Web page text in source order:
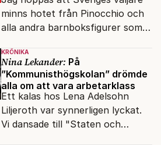
minns hotet från Pinocchio och
alla andra barnboksfigurer som
upphovsrätt.
KRÖNIKA
Nina Lekander: På
”Kommunisthögskolan” drömde
alla om att vara arbetarklass
Ett kalas hos Lena Adelsohn
Liljeroth var synnerligen lyckat.
Vi dansade till "Staten och